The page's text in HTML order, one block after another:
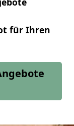
für Ihren